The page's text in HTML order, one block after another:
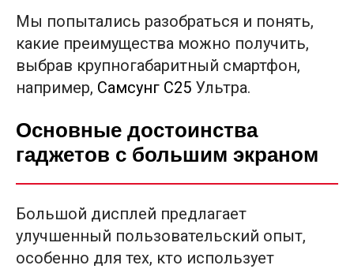
Мы попытались разобраться и понять,
какие преимущества можно получить,
выбрав крупногабаритный смартфон,
например, Самсунг С25 Ультра.
Основные достоинства
гаджетов с большим экраном
Большой дисплей предлагает
улучшенный пользовательский опыт,
особенно для тех, кто использует